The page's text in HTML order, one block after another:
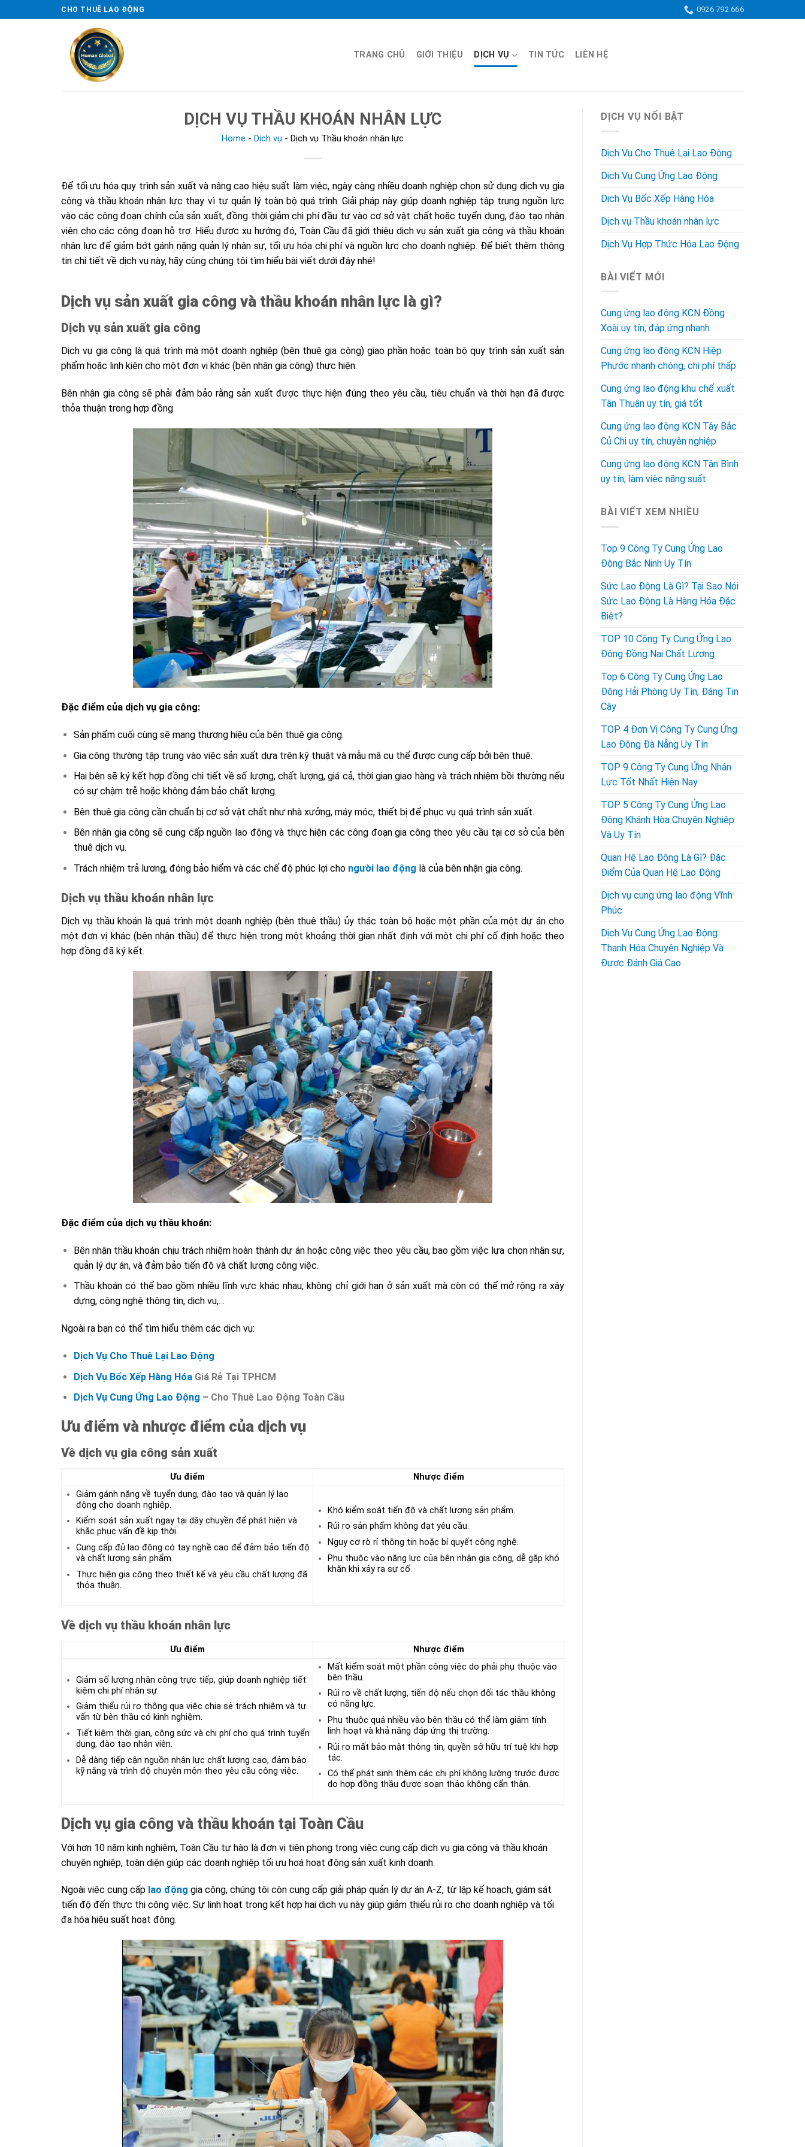
to
CHO THUÊ LAO ĐỘNG 0926 792 666
TRANG CHỦ GIỚI THIỆU DỊCH VỤ TIN TỨC LIÊN HỆ
DỊCH VỤ THẦU KHOÁN NHÂN LỰC
Home - Dịch vụ - Dịch vụ Thầu khoán nhân lực
Để tối ưu hóa quy trình sản xuất và nâng cao hiệu suất làm việc, ngày càng nhiều doanh nghiệp chọn sử dụng dịch vụ gia
công và thầu khoán nhân lực thay vì tự quản lý toàn bộ quá trình. Giải pháp này giúp doanh nghiệp tập trung nguồn lực
vào các công đoạn chính của sản xuất, đồng thời giảm chi phí đầu tư vào cơ sở vật chất hoặc tuyển dụng, đào tạo nhân
viên cho các công đoạn hỗ trợ. Hiểu được xu hướng đó, Toàn Cầu đã giới thiệu dịch vụ sản xuất gia công và thầu khoán
nhân lực để giảm bớt gánh nặng quản lý nhân sự, tối ưu hóa chi phí và nguồn lực cho doanh nghiệp. Để biết thêm thông
tin chi tiết về dịch vụ này, hãy cùng chúng tôi tìm hiểu bài viết dưới đây nhé!
Dịch vụ sản xuất gia công và thầu khoán nhân lực là gì?
Dịch vụ sản xuất gia công
Dịch vụ gia công là quá trình mà một doanh nghiệp (bên thuê gia công) giao phần hoặc toàn bộ quy trình sản xuất sản
phẩm hoặc linh kiện cho một đơn vị khác (bên nhận gia công) thực hiện.
Bên nhận gia công sẽ phải đảm bảo rằng sản xuất được thực hiện đúng theo yêu cầu, tiêu chuẩn và thời hạn đã được
thỏa thuận trong hợp đồng.
Đặc điểm của dịch vụ gia công:
Sản phẩm cuối cùng sẽ mang thương hiệu của bên thuê gia công.
Gia công thường tập trung vào việc sản xuất dựa trên kỹ thuật và mẫu mã cụ thể được cung cấp bởi bên thuê.
Hai bên sẽ ký kết hợp đồng chi tiết về số lượng, chất lượng, giá cả, thời gian giao hàng và trách nhiệm bồi thường nếu
có sự chậm trễ hoặc không đảm bảo chất lượng.
Bên thuê gia công cần chuẩn bị cơ sở vật chất như nhà xưởng, máy móc, thiết bị để phục vụ quá trình sản xuất.
Bên nhận gia công sẽ cung cấp nguồn lao động và thực hiện các công đoạn gia công theo yêu cầu tại cơ sở của bên
thuê dịch vụ.
Trách nhiệm trả lương, đóng bảo hiểm và các chế độ phúc lợi cho người lao động là của bên nhận gia công.
Dịch vụ thầu khoán nhân lực
Dịch vụ thầu khoán là quá trình một doanh nghiệp (bên thuê thầu) ủy thác toàn bộ hoặc một phần của một dự án cho
một đơn vị khác (bên nhận thầu) để thực hiện trong một khoảng thời gian nhất định với một chi phí cố định hoặc theo
hợp đồng đã ký kết.
Đặc điểm của dịch vụ thầu khoán:
Bên nhận thầu khoán chịu trách nhiệm hoàn thành dự án hoặc công việc theo yêu cầu, bao gồm việc lựa chọn nhân sự,
quản lý dự án, và đảm bảo tiến độ và chất lượng công việc.
Thầu khoán có thể bao gồm nhiều lĩnh vực khác nhau, không chỉ giới hạn ở sản xuất mà còn có thể mở rộng ra xây
dựng, công nghệ thông tin, dịch vụ,…
Ngoài ra bạn có thể tìm hiểu thêm các dịch vụ:
Dịch Vụ Cho Thuê Lại Lao Động
Dịch Vụ Bốc Xếp Hàng HóaGiá Rẻ Tại TPHCM
Dịch Vụ Cung Ứng Lao Động – Cho Thuê Lao Động Toàn Cầu
Ưu điểm và nhược điểm của dịch vụ
Về dịch vụ gia công sản xuất
Ưu điểm
Nhược điểm
Giảm gánh nặng về tuyển dụng, đào tạo và quản lý lao
động cho doanh nghiệp.
Kiểm soát sản xuất ngay tại dây chuyền để phát hiện và
khắc phục vấn đề kịp thời.
Cung cấp đủ lao động có tay nghề cao để đảm bảo tiến độ
và chất lượng sản phẩm.
Thực hiện gia công theo thiết kế và yêu cầu chất lượng đã
thỏa thuận.
Khó kiểm soát tiến độ và chất lượng sản phẩm.
Rủi ro sản phẩm không đạt yêu cầu.
Nguy cơ rò rỉ thông tin hoặc bí quyết công nghệ.
Phụ thuộc vào năng lực của bên nhận gia công, dễ gặp khó
khăn khi xảy ra sự cố.
Về dịch vụ thầu khoán nhân lực
Ưu điểm Nhược điểm
Giảm số lượng nhân công trực tiếp, giúp doanh nghiệp tiết
kiệm chi phí nhân sự.
Giảm thiểu rủi ro thông qua việc chia sẻ trách nhiệm và tư
vấn từ bên thầu có kinh nghiệm.
Tiết kiệm thời gian, công sức và chi phí cho quá trình tuyển
dụng, đào tạo nhân viên.
Dễ dàng tiếp cận nguồn nhân lực chất lượng cao, đảm bảo
kỹ năng và trình độ chuyên môn theo yêu cầu công việc.
Mất kiểm soát một phần công việc do phải phụ thuộc vào
bên thầu.
Rủi ro về chất lượng, tiến độ nếu chọn đối tác thầu không
có năng lực.
Phụ thuộc quá nhiều vào bên thầu có thể làm giảm tính
linh hoạt và khả năng đáp ứng thị trường.
Rủi ro mất bảo mật thông tin, quyền sở hữu trí tuệ khi hợp
tác.
Có thể phát sinh thêm các chi phí không lường trước được
do hợp đồng thầu được soạn thảo không cẩn thận.
Dịch vụ gia công và thầu khoán tại Toàn Cầu
Với hơn 10 năm kinh nghiệm, Toàn Cầu tự hào là đơn vị tiên phong trong việc cung cấp dịch vụ gia công và thầu khoán
chuyên nghiệp, toàn diện giúp các doanh nghiệp tối ưu hoá hoạt động sản xuất kinh doanh.
Ngoài việc cung cấp lao động gia công, chúng tôi còn cung cấp giải pháp quản lý dự án A-Z, từ lập kế hoạch, giám sát
tiến độ đến thực thi công việc. Sự linh hoạt trong kết hợp hai dịch vụ này giúp giảm thiểu rủi ro cho doanh nghiệp và tối
đa hóa hiệu suất hoạt động.
DỊCH VỤ NỔI BẬT
Dịch Vụ Cho Thuê Lại Lao Động
Dịch Vụ Cung Ứng Lao Động
Dịch Vụ Bốc Xếp Hàng Hóa
Dịch vụ Thầu khoán nhân lực
Dịch Vụ Hợp Thức Hóa Lao Động
BÀI VIẾT MỚI
Cung ứng lao động KCN Đồng
Xoài uy tín, đáp ứng nhanh
Cung ứng lao động KCN Hiệp
Phước nhanh chóng, chi phí thấp
Cung ứng lao động khu chế xuất
Tân Thuận uy tín, giá tốt
Cung ứng lao động KCN Tây Bắc
Củ Chi uy tín, chuyên nghiệp
Cung ứng lao động KCN Tân Bình
uy tín, làm việc năng suất
BÀI VIẾT XEM NHIỀU
Top 9 Công Ty Cung Ứng Lao
Động Bắc Ninh Uy Tín
Sức Lao Động Là Gì? Tại Sao Nói
Sức Lao Động Là Hàng Hóa Đặc
Biệt?
TOP 10 Công Ty Cung Ứng Lao
Động Đồng Nai Chất Lượng
Top 6 Công Ty Cung Ứng Lao
Động Hải Phòng Uy Tín, Đáng Tin
Cậy
TOP 4 Đơn Vị Công Ty Cung Ứng
Lao Động Đà Nẵng Uy Tín
TOP 9 Công Ty Cung Ứng Nhân
Lực Tốt Nhất Hiện Nay
TOP 5 Công Ty Cung Ứng Lao
Động Khánh Hòa Chuyên Nghiệp
Và Uy Tín
Quan Hệ Lao Động Là Gì? Đặc
Điểm Của Quan Hệ Lao Động
Dịch vụ cung ứng lao động Vĩnh
Phúc
Dịch Vụ Cung Ứng Lao Động
Thanh Hóa Chuyên Nghiệp Và
Được Đánh Giá Cao